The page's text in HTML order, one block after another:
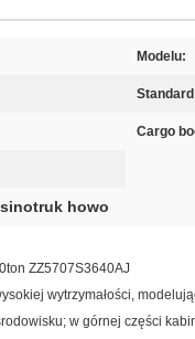
Modelu:
Cargo
howo
ZZ5707S3640AJ
wytrzymałości,
w górnej części